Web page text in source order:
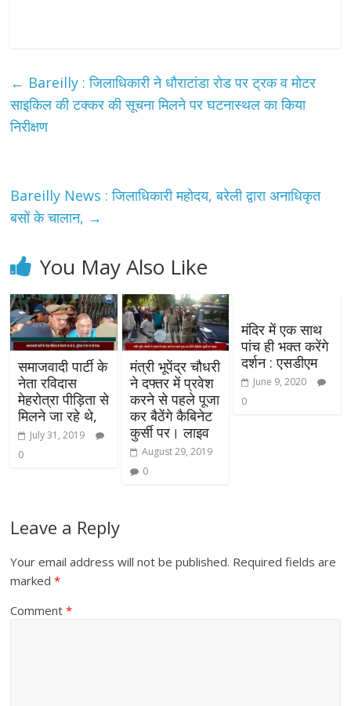
← Bareilly : जिलाधिकारी ने धौराटांडा रोड पर ट्रक व मोटर
साइकिल की टक्कर की सूचना मिलने पर घटनास्थल का किया
निरीक्षण
Bareilly News : जिलाधिकारी महोदय, बरेली द्वारा अनाधिकृत
बसों के चालान, →
You May Also Like
समाजवादी पार्टी के
नेता रविदास
मेहरोत्रा पीड़िता से
मिलने जा रहे थे,
July 31, 2019
0
मंत्री भूपेंद्र चौधरी
ने दफ्तर में प्रवेश
करने से पहले पूजा
कर बैठेंगे कैबिनेट
कुर्सी पर। लाइव
August 29, 2019
0
मंदिर में एक साथ
पांच ही भक्त करेंगे
दर्शन : एसडीएम
June 9, 2020
0
Leave a Reply
Your email address will not be published. Required fields are
marked*
Comment*